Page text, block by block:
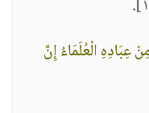
.
عِبَادِهِ الْعُلَمَاءُ إِنَّ